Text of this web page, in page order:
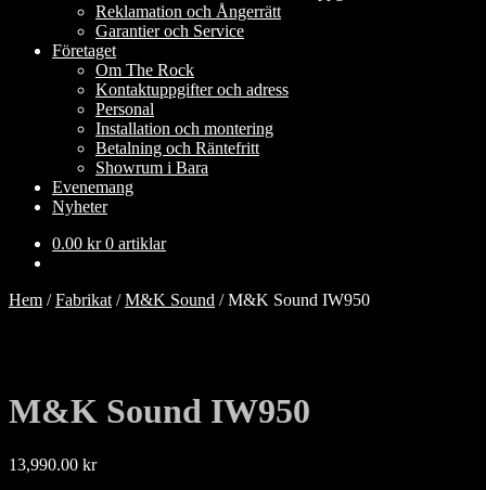
Reklamation och Ångerrätt
Garantier och Service
Företaget
Om The Rock
Kontaktuppgifter och adress
Personal
Installation och montering
Betalning och Räntefritt
Showrum i Bara
Evenemang
Nyheter
0.00 kr 0 artiklar
Hem /Fabrikat /M&K Sound /M&K Sound IW950
M&K Sound IW950
13,990.00 kr